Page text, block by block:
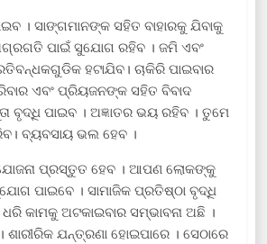
। ସାଙ୍ଗମାନଙ୍କ ସହିତ ବାହାରକୁ ଯିବାକୁ
ପାଇଁ ସୁଯୋଗ ରହିବ । ଜମି ଏବଂ
ହଟାଯିବ। ଚାକିରି ପାଇବାର
ଏବଂ ପ୍ରିୟଜନଙ୍କ ସହିତ ବିବାଦ
ବୃଦ୍ଧି ପାଇବ । ଅଜ୍ଞାତର ଭୟ ରହିବ । ତୁମେ
ବ୍ୟବସାୟ ଭଲ ହେବ ।
ପ୍ରସ୍ତୁତ ହେବ । ଆପଣ ଲୋକଙ୍କୁ
ପାଇବେ । ସାମାଜିକ ପ୍ରତିଷ୍ଠା ବୃଦ୍ଧି
ଧରି କାମକୁ ଅଟକାଇବାର ସମ୍ଭାବନା ଅଛି ।
ଶାରୀରିକ ଯନ୍ତ୍ରଣା ହୋଇପାରେ । ସେଠାରେ